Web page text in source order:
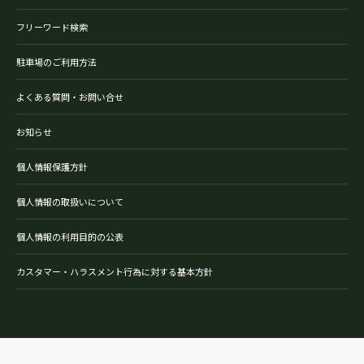
フリーワード検索
駐車場のご利用方法
よくある質問・お問い合せ
お知らせ
個人情報保護方針
個人情報の取扱いについて
個人情報の利用目的の公表
カスタマー・ハラスメント行為に対する基本方針